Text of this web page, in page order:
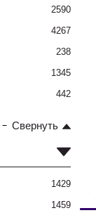
2590
4267
238
1345
442
Свернуть
1429
1459